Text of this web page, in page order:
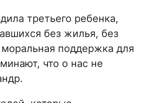
третьего ​​ребенка,
без жилья, без
поддержка для
что о нас не